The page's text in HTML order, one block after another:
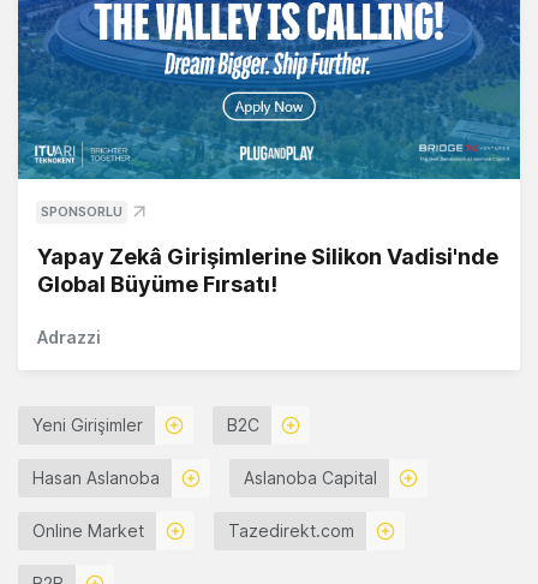
SPONSORLU
Yapay Zekâ Girişimlerine Silikon Vadisi'nde
Global Büyüme Fırsatı!
Adrazzi
Yeni Girişimler B2C
Hasan Aslanoba Aslanoba Capital
Online Market Tazedirekt.com